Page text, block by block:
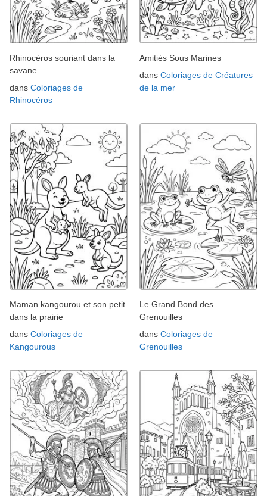
Rhinocéros souriant dans la
savane
dans Coloriages de
Rhinocéros
Amitiés Sous Marines
dans Coloriages de Créatures
de la mer
Maman kangourou et son petit
dans la prairie
dans Coloriages de
Kangourous
Le Grand Bond des
Grenouilles
dans Coloriages de
Grenouilles